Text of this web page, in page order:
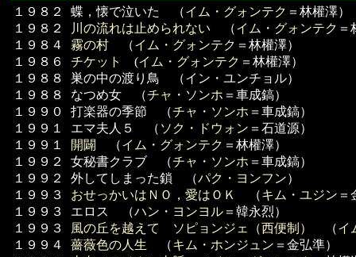
１９８２
１９８２
１９８４
１９８６
１９８８
１９８８
１９９０
１９９１
１９９１
１９９２
１９９２
１９９３
１９９３
１９９３
１９９４
蝶，懐で泣いた （イム・グォンテク ＝林權澤）
川の流れは止められない （イム・グォンテク ＝
霧の村 （イム・グォンテク ＝林權澤）
チケット
(イム・グォンテク ＝林權澤）
巣の中の渡り鳥 （イン・ユンチョル）
なつめ女 （チャ・ソンホ ＝車成鎬）
打楽器の季節 （チャ・ソンホ ＝車成鎬）
エマ夫人５ （ ソク・ドウォン ＝石道源）
開闢
（イム・グォンテク ＝林權澤）
女秘書クラブ （チャ・ソンホ ＝車成鎬）
外してしまった鎖 （パク・ヨンフン）
おせっかいはＮＯ，愛はＯＫ
（キム・ユジン ＝
エロス （ハン・ヨンヨル ＝韓永烈）
風の丘を越えて ソピョンジェ（西便制）
（イ
薔薇色の人生 （キム・ホンジュン ＝金弘準）